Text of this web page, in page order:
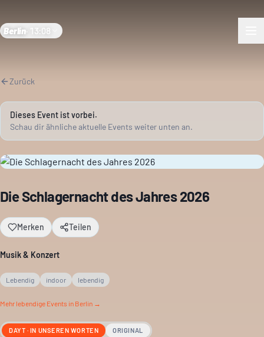
Berlin 13:08
Zurück
Dieses Event ist vorbei.
Schau dir ähnliche aktuelle Events weiter unten an.
Die Schlagernacht des Jahres 2026
Merken Teilen
Musik & Konzert
Lebendig indoor lebendig
Mehr lebendige Events in Berlin →
DAYT · IN UNSEREN WORTEN ORIGINAL